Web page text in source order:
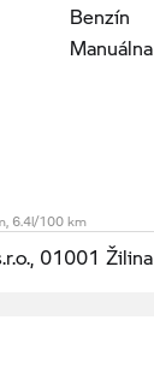
Benzín
Manuálna
6.4l/100 km
01001 Žilina